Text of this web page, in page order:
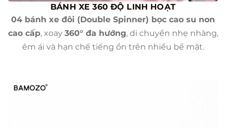
BÁNH XE 360 ĐỘ LINH HOẠT
04 bánh xe đôi (Double Spinner) bọc cao su non
cao cấp, xoay 360° đa hướng, di chuyển nhẹ nhàng,
êm ái và hạn chế tiếng ồn trên nhiều bề mặt.